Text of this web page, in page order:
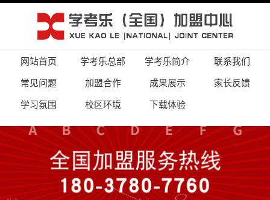
网站首页 学考乐总部 学考乐简介
联系我们
常见问题
加盟合作 成果展示
家长反馈
学习氛围
校区环境 下载体验